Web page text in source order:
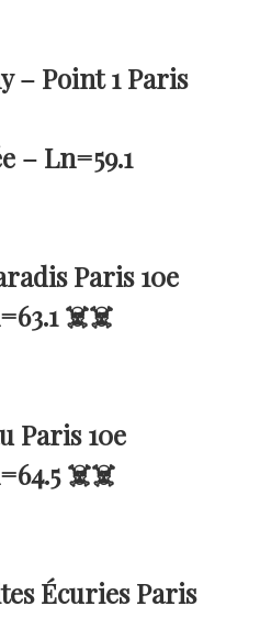
– Point 1 Paris
– Ln=59.1
Paris 10e
☠️☠️
Paris 10e
☠️☠️
Écuries Paris